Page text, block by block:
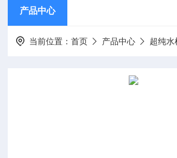
产品中心
当前位置：首页 产品中心 超纯水